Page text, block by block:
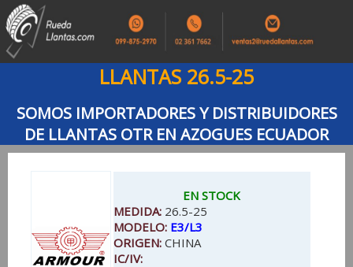
LLANTAS 26.5-25
SOMOS IMPORTADORES Y DISTRIBUIDORES
DE LLANTAS OTR EN AZOGUES ECUADOR
EN STOCK
MEDIDA: 26.5-25
MODELO: E3/L3
ORIGEN: CHINA
IC/IV: